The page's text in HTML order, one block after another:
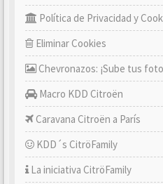
Política de Privacidad y
Eliminar Cookies
Chevronazos: ¡Sube tus
Macro KDD Citroën
Caravana Citroën a París
KDD´s CitröFamily
La iniciativa CitröFamily